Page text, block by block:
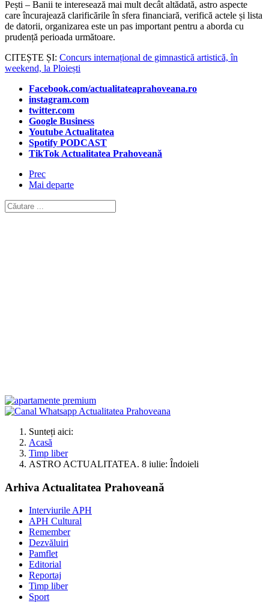
Pești – Banii te interesează mai mult decât altădată, astro aspecte
care încurajează clarificările în sfera financiară, verifică actele și lista
de datorii, organizarea este un pas important pentru a aborda cu
prudență perioada următoare.
CITEȘTE ȘI: Concurs internațional de gimnastică artistică, în
weekend, la Ploiești
Facebook.com/actualitateaprahoveana.ro
instagram.com
twitter.com
Google Business
Youtube Actualitatea
Spotify PODCAST
TikTok Actualitatea Prahoveană
Prec
Mai departe
Sunteți aici:
Acasă
Timp liber
ASTRO ACTUALITATEA. 8 iulie: Îndoieli
Arhiva Actualitatea Prahoveană
Interviurile APH
APH Cultural
Remember
Dezvăluiri
Pamflet
Editorial
Reportaj
Timp liber
Sport